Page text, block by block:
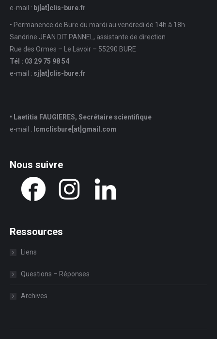
e-mail : bj[at]clis-bure.fr
• Permanence de Bure du mardi au vendredi de 14h à 18h
Sandrine JEAN DIT PANNEL, assistante de direction
Rue des Ormes – Le Lavoir – 55290 BURE
Tél : 03 29 75 98 54
e-mail : sj [at] clis-bure.fr
• Laetitia FAUGIERES, Secrétaire scientifique
e-mail : lcmclisbure[at]gmail.com
Nous suivre
Ressources
Liens
Questions – Réponses
Archives